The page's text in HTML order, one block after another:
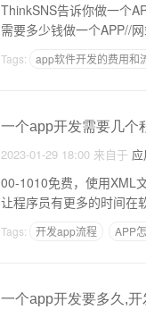
ThinkSNS告诉你做一个APP网
Tags: app软件开发的费用和
一个app开发需要几个
2023-01-29 18:00 来自于
00-1010免费，使用XML文件配置。 GDI资源(如：图片、字体、颜色等。)可以较
Tags: 开发app流程 APP
一个app开发要多久,开